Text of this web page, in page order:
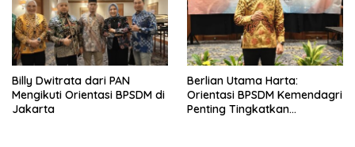
Billy Dwitrata dari PAN
Mengikuti Orientasi BPSDM di
Jakarta
Berlian Utama Harta:
Orientasi BPSDM Kemendagri
Penting Tingkatkan